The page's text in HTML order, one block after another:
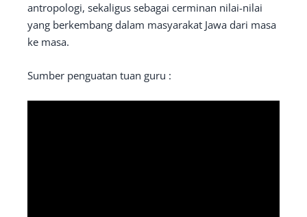
antropologi, sekaligus sebagai cerminan nilai-nilai
yang berkembang dalam masyarakat Jawa dari masa
ke masa.
Sumber penguatan tuan guru :